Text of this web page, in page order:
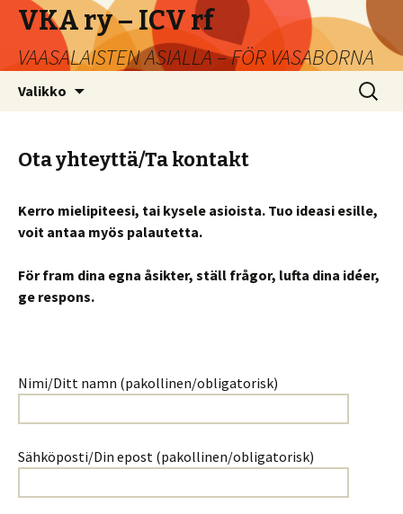
VKA ry – ICV rf
VAASALAISTEN ASIALLA – FÖR VASABORNA
Valikko Haku:
Ota yhteyttä/Ta kontakt
Kerro mielipiteesi, tai kysele asioista. Tuo ideasi esille,
voit antaa myös palautetta.
För fram dina egna åsikter, ställ frågor, lufta dina idéer,
ge respons.
Nimi/Ditt namn (pakollinen/obligatorisk)
Sähköposti/Din epost (pakollinen/obligatorisk)